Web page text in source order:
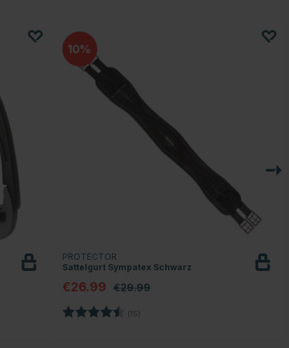
10
PROTECTOR
Sattelgurt Sympatex Schwarz
€26.99 €29.99
Bewertung: (15)